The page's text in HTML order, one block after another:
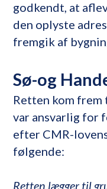
godkendt, at
den oplyste
fremgik af
Sø-og
Retten kom
var ansvarlig for
efter CMR-
følgende:
Retten lægger til